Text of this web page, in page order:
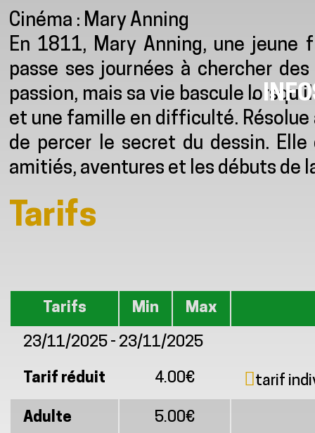
Cinéma : Mary Anning
En 1811, Mary Anning, une
passe ses journées à chercher
passion, mais sa vie bascule
et une famille en difficulté.
de percer le secret du dessin.
amitiés, aventures et les débuts de
Tarifs
Tarifs Min Max
23/11/2025 - 23/11/2025
Tarif réduit 4.00€ tarif
Adulte 5.00€